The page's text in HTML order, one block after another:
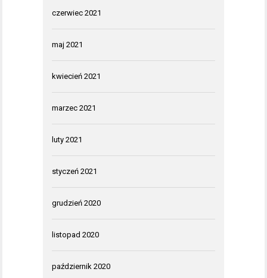
czerwiec 2021
maj 2021
kwiecień 2021
marzec 2021
luty 2021
styczeń 2021
grudzień 2020
listopad 2020
październik 2020